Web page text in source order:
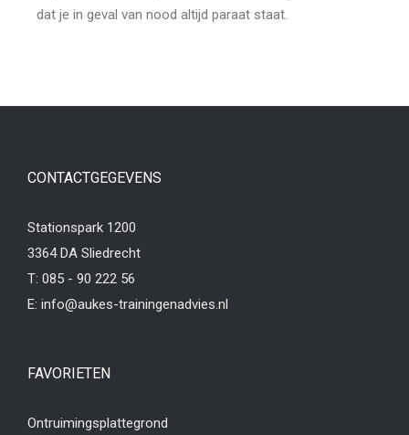
dat je in geval van nood altijd paraat staat.
CONTACTGEGEVENS
Stationspark 1200
3364 DA Sliedrecht
T: 085 - 90 222 56
E: info@aukes-trainingenadvies.nl
FAVORIETEN
Ontruimingsplattegrond